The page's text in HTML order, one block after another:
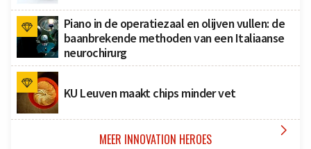
Piano in de operatiezaal en olijven vullen: de
baanbrekende methoden van een Italiaanse
neurochirurg
KU Leuven maakt chips minder vet
MEER INNOVATION HEROES 